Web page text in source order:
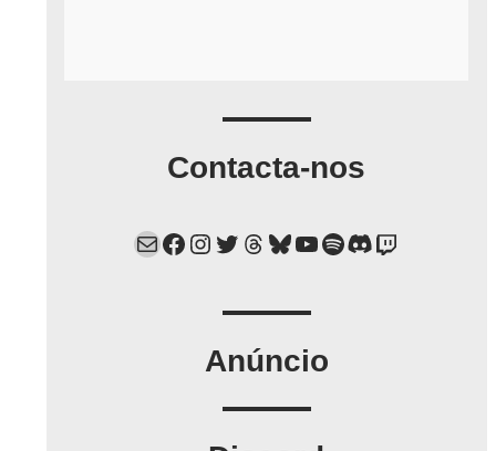
Contacta-nos
Mail Facebook Instagram Twitter Threads Bluesky YouTube Spotify Discord Twitch
Anúncio